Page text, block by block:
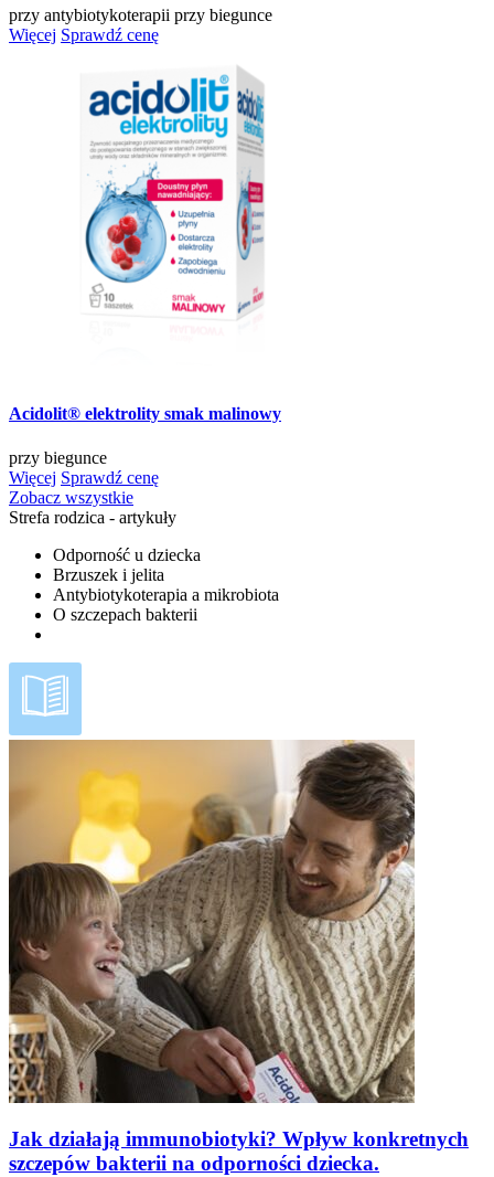
przy antybiotykoterapii przy biegunce
Więcej Sprawdź cenę
Acidolit® elektrolity smak malinowy
przy biegunce
Więcej Sprawdź cenę
Zobacz wszystkie
Strefa rodzica - artykuły
Odporność u dziecka
Brzuszek i jelita
Antybiotykoterapia a mikrobiota
O szczepach bakterii
Jak działają immunobiotyki? Wpływ konkretnych
szczepów bakterii na odporności dziecka.